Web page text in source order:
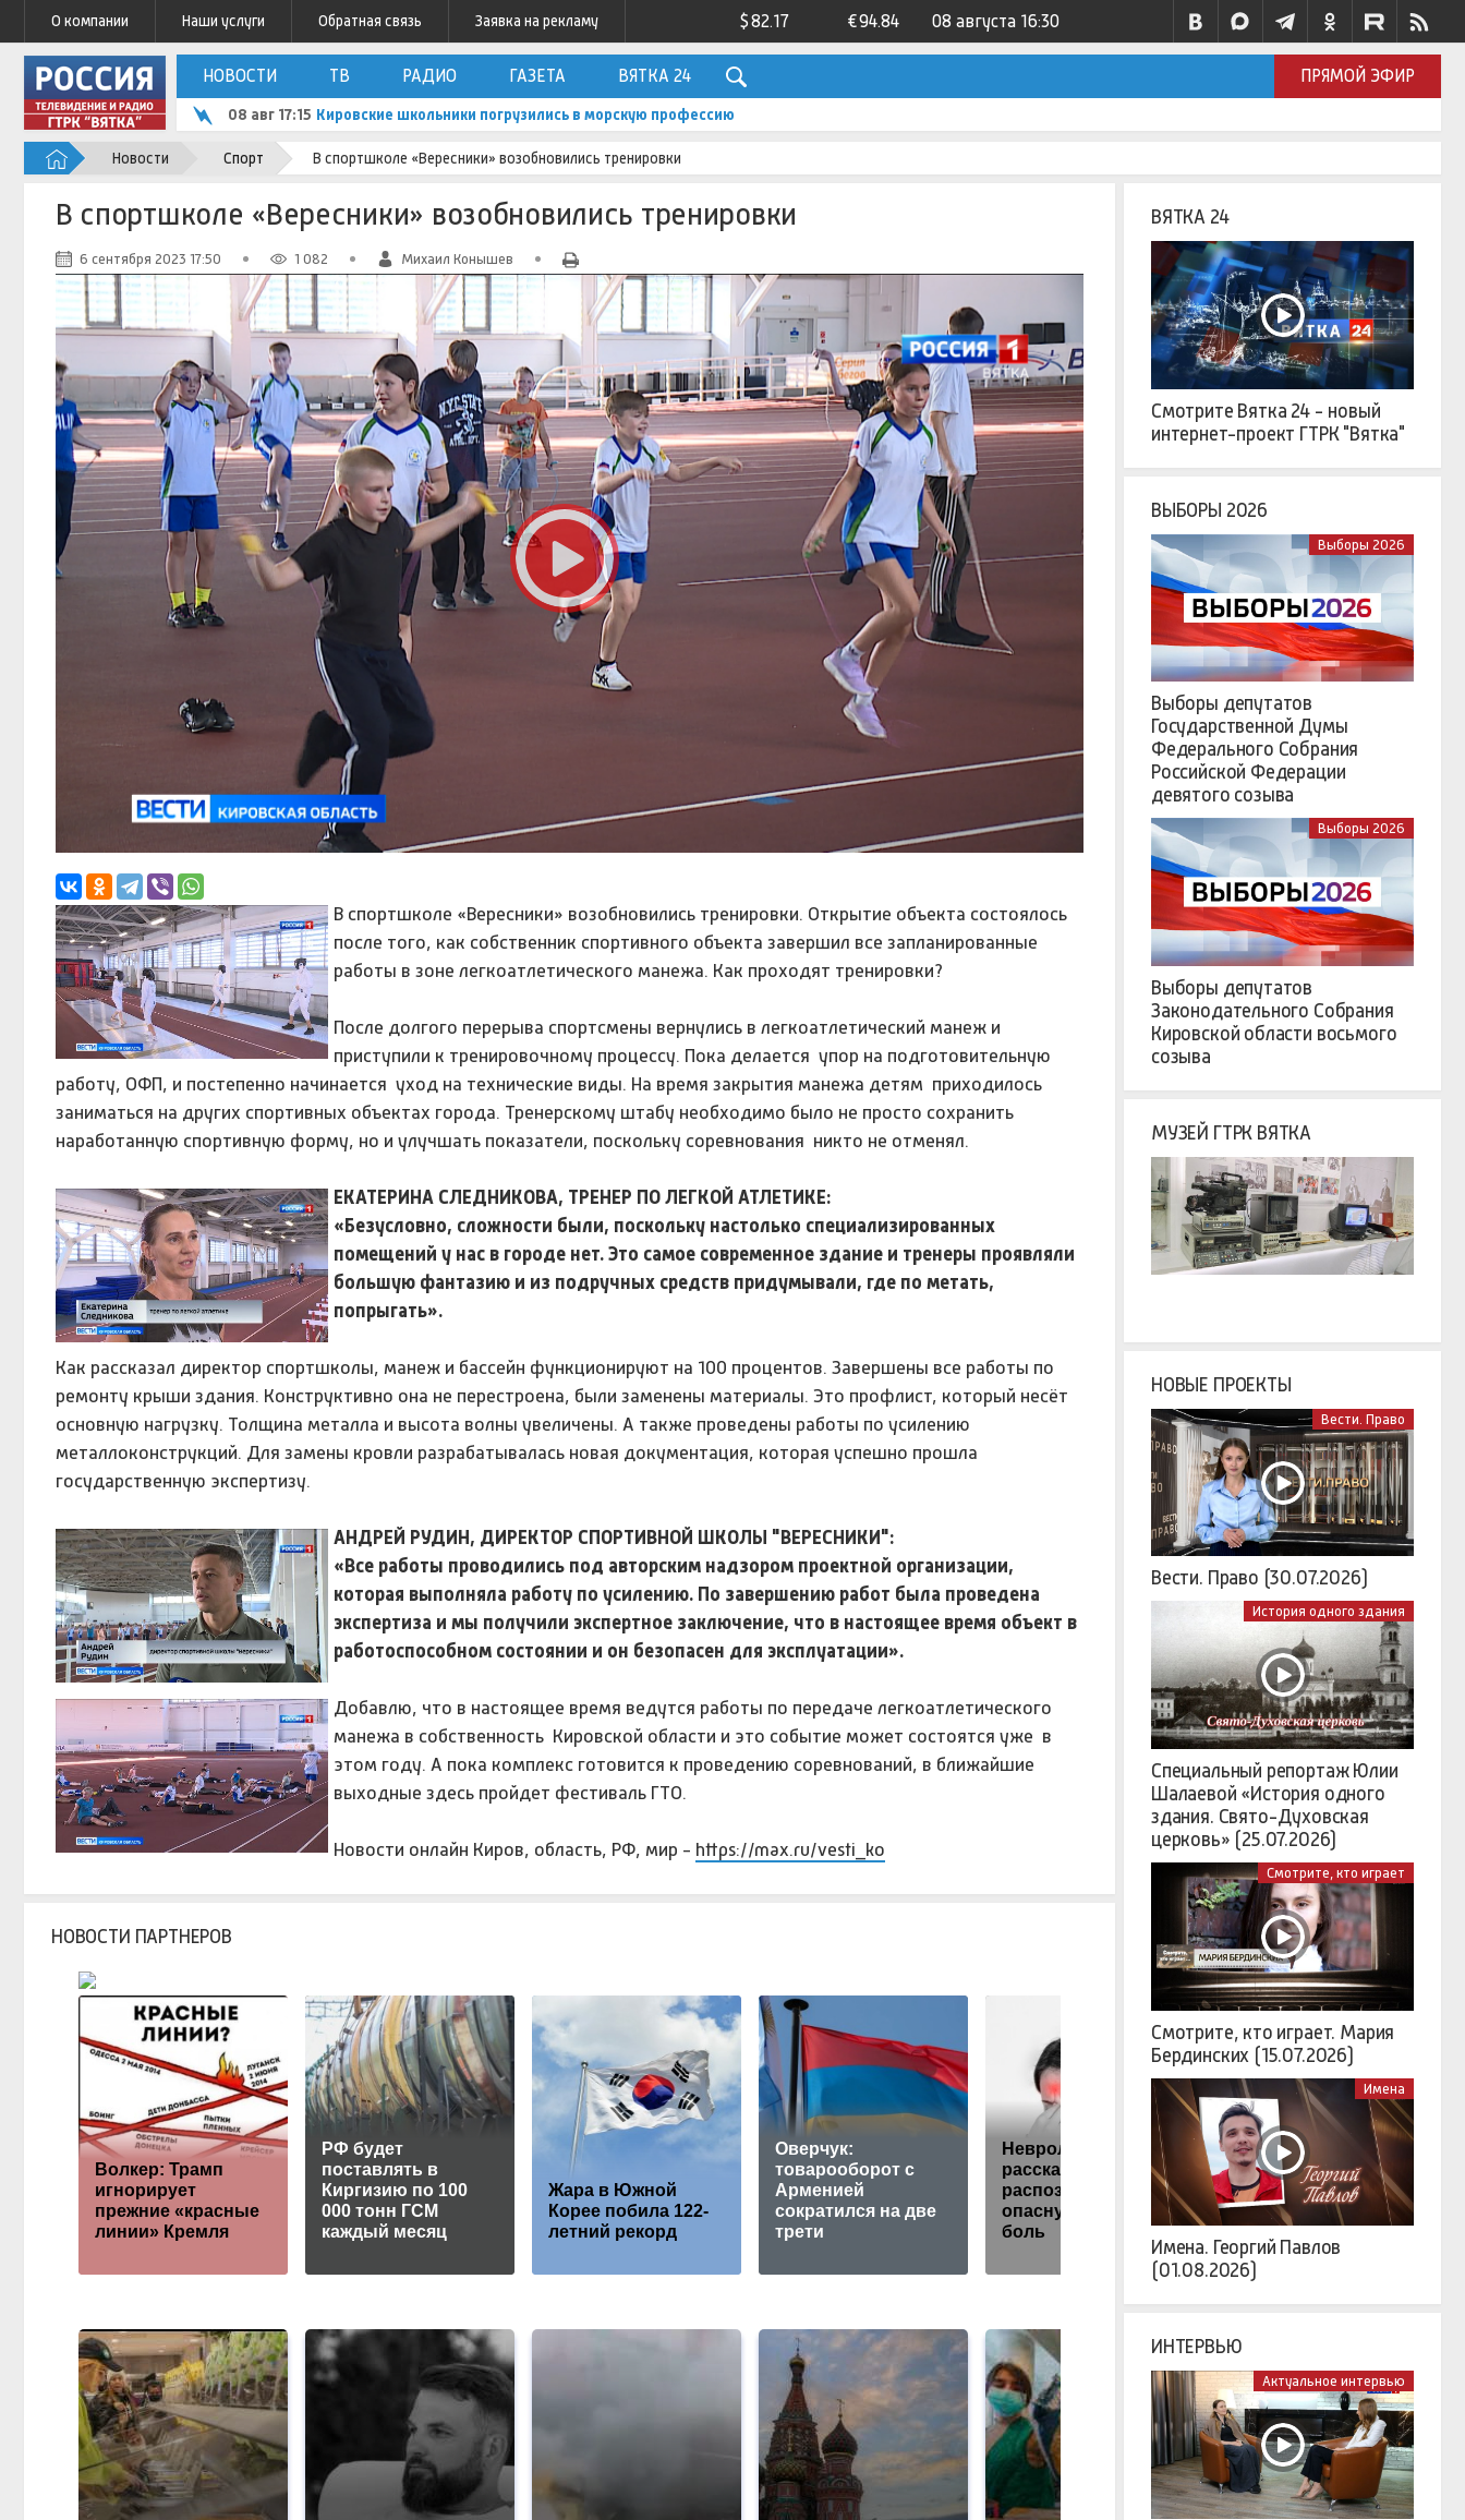
О компании Наши услуги Обратная связь Заявка на рекламу $82.17 €94.84 08 августа 16:30
НОВОСТИ ТВ РАДИО ГАЗЕТА ВЯТКА 24 ПРЯМОЙ ЭФИР
08 авг 17:15 Кировские школьники погрузились в морскую профессию
Новости Спорт В спортшколе «Вересники» возобновились тренировки
В спортшколе «Вересники» возобновились тренировки
6 сентября 2023 17:50 1 082 Михаил Конышев
В спортшколе «Вересники» возобновились тренировки. Открытие объекта состоялось
после того, как собственник спортивного объекта завершил все запланированные
работы в зоне легкоатлетического манежа. Как проходят тренировки?
После долгого перерыва спортсмены вернулись в легкоатлетический манеж и
приступили к тренировочному процессу. Пока делается упор на подготовительную
работу, ОФП, и постепенно начинается уход на технические виды. На время закрытия манежа детям приходилось
заниматься на других спортивных объектах города. Тренерскому штабу необходимо было не просто сохранить
наработанную спортивную форму, но и улучшать показатели, поскольку соревнования никто не отменял.
ЕКАТЕРИНА СЛЕДНИКОВА, ТРЕНЕР ПО ЛЕГКОЙ АТЛЕТИКЕ:
«Безусловно, сложности были, поскольку настолько специализированных
помещений у нас в городе нет. Это самое современное здание и тренеры проявляли
большую фантазию и из подручных средств придумывали, где по метать,
попрыгать».
Как рассказал директор спортшколы, манеж и бассейн функционируют на 100 процентов. Завершены все работы по
ремонту крыши здания. Конструктивно она не перестроена, были заменены материалы. Это профлист, который несёт
основную нагрузку. Толщина металла и высота волны увеличены. А также проведены работы по усилению
металлоконструкций. Для замены кровли разрабатывалась новая документация, которая успешно прошла
государственную экспертизу.
АНДРЕЙ РУДИН, ДИРЕКТОР СПОРТИВНОЙ ШКОЛЫ "ВЕРЕСНИКИ":
«Все работы проводились под авторским надзором проектной организации,
которая выполняла работу по усилению. По завершению работ была проведена
экспертиза и мы получили экспертное заключение, что в настоящее время объект в
работоспособном состоянии и он безопасен для эксплуатации».
Добавлю, что в настоящее время ведутся работы по передаче легкоатлетического
манежа в собственность Кировской области и это событие может состоятся уже в
этом году. А пока комплекс готовится к проведению соревнований, в ближайшие
выходные здесь пройдет фестиваль ГТО.
Новости онлайн Киров, область, РФ, мир - https://max.ru/vesti_ko
НОВОСТИ ПАРТНЕРОВ
Волкер: Трамп
игнорирует
прежние «красные
линии» Кремля
РФ будет
поставлять в
Киргизию по 100
000 тонн ГСМ
каждый месяц
Жара в Южной
Корее побила 122-
летний рекорд
Оверчук:
товарооборот с
Арменией
сократился на две
трети
Невролог
рассказала, как
распознать
опасную головную
боль
Лавров — Мерцу:
Раз ты такой
откровенный, будь
готов
СМИ: В Химках на
ВЯТКА 24
Смотрите Вятка 24 - новый
интернет-проект ГТРК "Вятка"
ВЫБОРЫ 2026
Выборы 2026
Выборы депутатов
Государственной Думы
Федерального Собрания
Российской Федерации
девятого созыва
Выборы 2026
Выборы депутатов
Законодательного Собрания
Кировской области восьмого
созыва
МУЗЕЙ ГТРК ВЯТКА
НОВЫЕ ПРОЕКТЫ
Вести. Право
Вести. Право (30.07.2026)
История одного здания
Специальный репортаж Юлии
Шалаевой «История одного
здания. Свято-Духовская
церковь» (25.07.2026)
Смотрите, кто играет
Смотрите, кто играет. Мария
Бердинских (15.07.2026)
Имена
Имена. Георгий Павлов
(01.08.2026)
ИНТЕРВЬЮ
Актуальное интервью